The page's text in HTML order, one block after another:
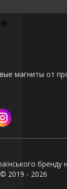
магниты от
© 2019 - 2026